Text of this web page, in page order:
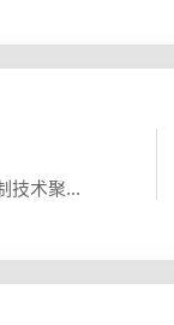
激光也是一种光，是经过激光器产生后由反射镜传达并齐聚镜照耀到加工物件。激光切割的关键技术有哪些？一.是焦点位置控制技术聚焦透镜焦深越小，焦点光斑直径就越小，因此控制焦点相对于被切材料表面的位置十分重要。二.是切割穿孔技术任何一种热切